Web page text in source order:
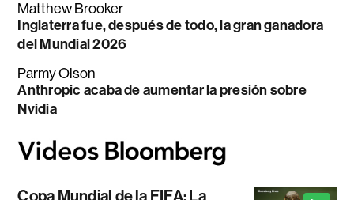
Matthew Brooker
Inglaterra fue, después de todo, la gran ganadora
del Mundial 2026
Parmy Olson
Anthropic acaba de aumentar la presión sobre
Nvidia
Copa Mundial de la FIFA: La